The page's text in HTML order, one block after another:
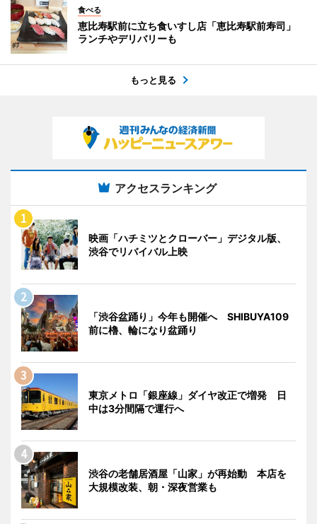
食べる
恵比寿駅前に立ち食いすし店「恵比寿駅前寿司」
ランチやデリバリーも
もっと見る
アクセスランキング
映画「ハチミツとクローバー」デジタル版、
渋谷でリバイバル上映
「渋谷盆踊り」今年も開催へ SHIBUYA109
前に櫓、輪になり盆踊り
東京メトロ「銀座線」ダイヤ改正で増発 日
中は3分間隔で運行へ
渋谷の老舗居酒屋「山家」が再始動 本店を
大規模改装、朝・深夜営業も